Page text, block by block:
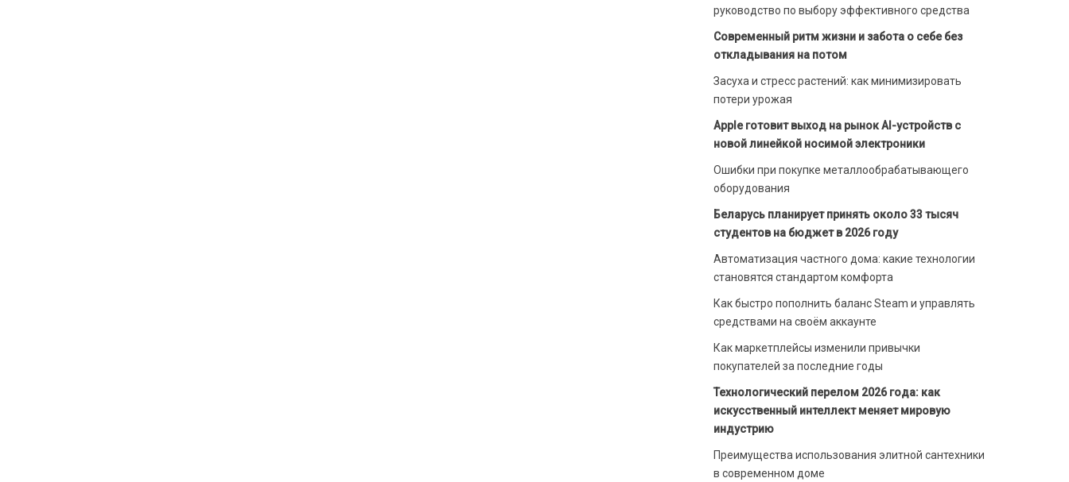
руководство по выбору эффективного средства
Современный ритм жизни и забота о себе без
откладывания на потом
Засуха и стресс растений: как минимизировать
потери урожая
Apple готовит выход на рынок AI-устройств с
новой линейкой носимой электроники
Ошибки при покупке металлообрабатывающего
оборудования
Беларусь планирует принять около 33 тысяч
студентов на бюджет в 2026 году
Автоматизация частного дома: какие технологии
становятся стандартом комфорта
Как быстро пополнить баланс Steam и управлять
средствами на своём аккаунте
Как маркетплейсы изменили привычки
покупателей за последние годы
Технологический перелом 2026 года: как
искусственный интеллект меняет мировую
индустрию
Преимущества использования элитной сантехники
в современном доме